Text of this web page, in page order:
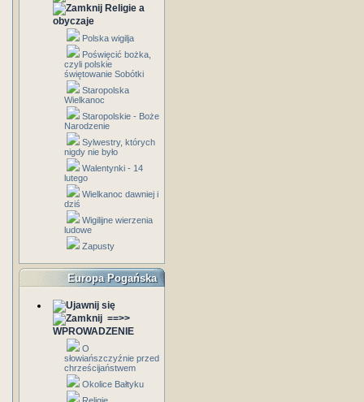
Religie a
obyczaje
Polska wigilja
Poświęcić bożka,
czyli polskie
świętowanie Sobótki
Staropolska
Wielkanoc
Staropolskie - Boże
Narodzenie
Sylwestry, których
nigdy nie było
Walentynki - 14
lutego
Wielkanoc dawniej i
dziś
Wigilijne wierzenia
ludowe
Zapusty
Europa Pogańska
==>>
WPROWADZENIE
O
słowiańszczyźnie przed
chrześcijaństwem
Okolice Bałtyku